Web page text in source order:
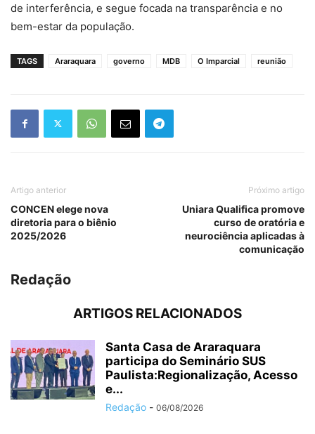
de interferência, e segue focada na transparência e no
bem-estar da população.
TAGS Araraquara governo MDB O Imparcial reunião
Artigo anterior
CONCEN elege nova
diretoria para o biênio
2025/2026
Próximo artigo
Uniara Qualifica promove
curso de oratória e
neurociência aplicadas à
comunicação
Redação
ARTIGOS RELACIONADOS
Santa Casa de Araraquara
participa do Seminário SUS
Paulista:Regionalização, Acesso
e...
Redação - 06/08/2026